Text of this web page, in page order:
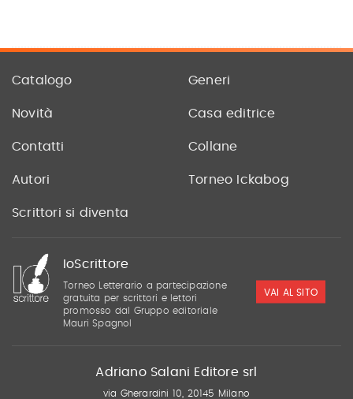
Catalogo Generi
Novità Casa editrice
Contatti Collane
Autori Torneo Ickabog
Scrittori si diventa
IoScrittore
Torneo Letterario a partecipazione
gratuita per scrittori e lettori
promosso dal Gruppo editoriale
Mauri Spagnol
VAI AL SITO
Adriano Salani Editore srl
via Gherardini 10, 20145 Milano